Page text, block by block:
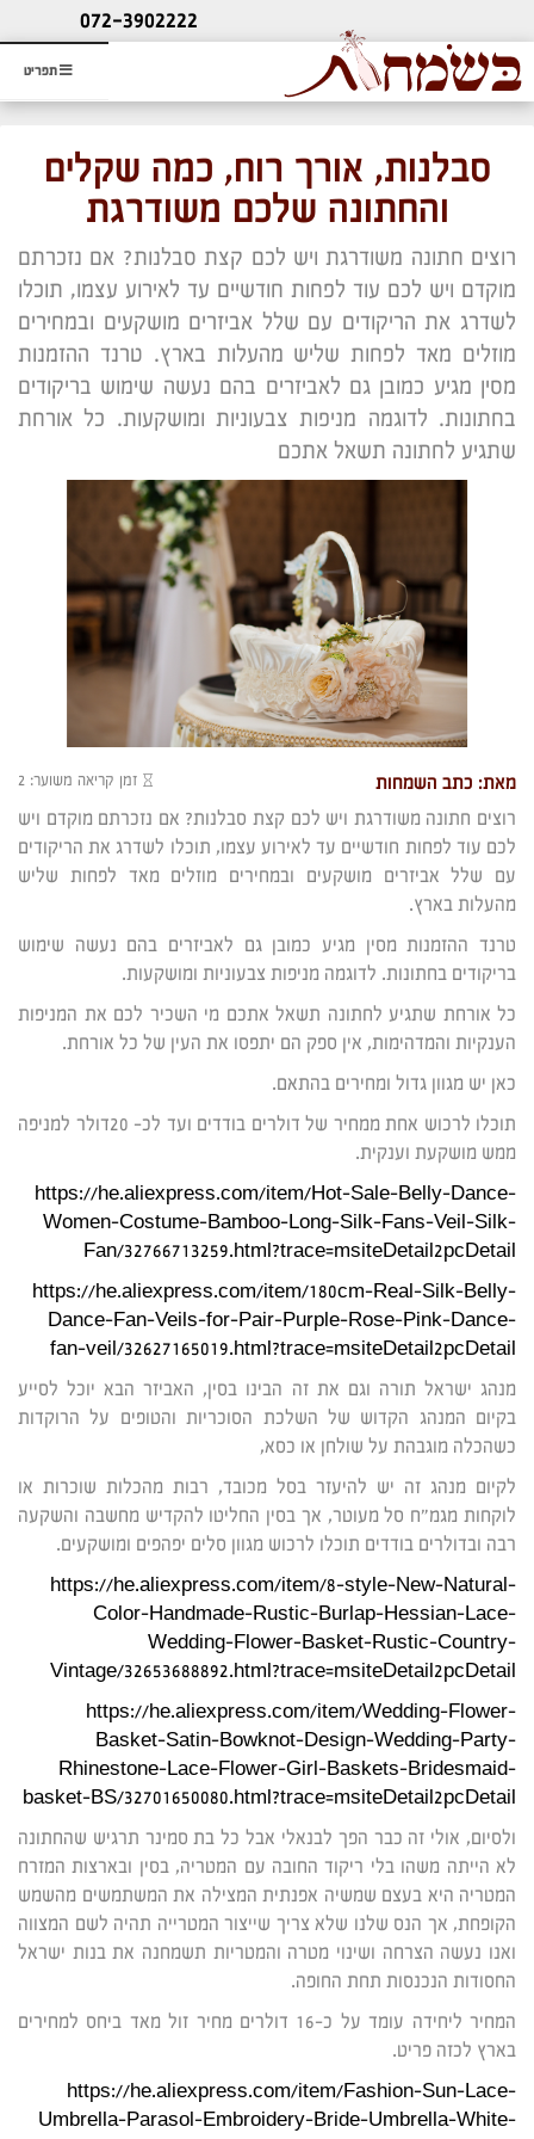
תפריט
ליעוץ חינם
והזמנת כרטיס שמחות
072-3902222
סבלנות, אורך רוח, כמה שקלים
והחתונה שלכם משודרגת
רוצים חתונה משודרגת ויש לכם קצת סבלנות? אם נזכרתם
מוקדם ויש לכם עוד לפחות חודשיים עד לאירוע עצמו, תוכלו
לשדרג את הריקודים עם שלל אביזרים מושקעים ובמחירים
מוזלים מאד לפחות שליש מהעלות בארץ. טרנד ההזמנות
מסין מגיע כמובן גם לאביזרים בהם נעשה שימוש בריקודים
בחתונות. לדוגמה מניפות צבעוניות ומושקעות. כל אורחת
שתגיע לחתונה תשאל אתכם
מאת: כתב השמחות זמן קריאה משוער: 2
רוצים חתונה משודרגת ויש לכם קצת סבלנות? אם נזכרתם מוקדם ויש
לכם עוד לפחות חודשיים עד לאירוע עצמו, תוכלו לשדרג את הריקודים
עם שלל אביזרים מושקעים ובמחירים מוזלים מאד לפחות שליש
מהעלות בארץ.
טרנד ההזמנות מסין מגיע כמובן גם לאביזרים בהם נעשה שימוש
בריקודים בחתונות. לדוגמה מניפות צבעוניות ומושקעות.
כל אורחת שתגיע לחתונה תשאל אתכם מי השכיר לכם את המניפות
הענקיות והמדהימות, אין ספק הם יתפסו את העין של כל אורחת.
כאן יש מגוון גדול ומחירים בהתאם.
תוכלו לרכוש אחת ממחיר של דולרים בודדים ועד לכ- 20דולר למניפה
ממש מושקעת וענקית.
https://he.aliexpress.com/item/Hot-Sale-Belly-Dance-
Women-Costume-Bamboo-Long-Silk-Fans-Veil-Silk-
Fan/32766713259.html?trace=msiteDetail2pcDetail
https://he.aliexpress.com/item/180cm-Real-Silk-Belly-
Dance-Fan-Veils-for-Pair-Purple-Rose-Pink-Dance-
fan-veil/32627165019.html?trace=msiteDetail2pcDetail
מנהג ישראל תורה וגם את זה הבינו בסין, האביזר הבא יוכל לסייע
בקיום המנהג הקדוש של השלכת הסוכריות והטופים על הרוקדות
כשהכלה מוגבהת על שולחן או כסא,
לקיום מנהג זה יש להיעזר בסל מכובד, רבות מהכלות שוכרות או
לוקחות מגמ"ח סל מעוטר, אך בסין החליטו להקדיש מחשבה והשקעה
רבה ובדולרים בודדים תוכלו לרכוש מגוון סלים יפהפים ומושקעים.
https://he.aliexpress.com/item/8-style-New-Natural-
Color-Handmade-Rustic-Burlap-Hessian-Lace-
Wedding-Flower-Basket-Rustic-Country-
Vintage/32653688892.html?trace=msiteDetail2pcDetail
https://he.aliexpress.com/item/Wedding-Flower-
Basket-Satin-Bowknot-Design-Wedding-Party-
Rhinestone-Lace-Flower-Girl-Baskets-Bridesmaid-
basket-BS/32701650080.html?trace=msiteDetail2pcDetail
ולסיום, אולי זה כבר הפך לבנאלי אבל כל בת סמינר תרגיש שהחתונה
לא הייתה משהו בלי ריקוד החובה עם המטריה, בסין ובארצות המזרח
המטריה היא בעצם שמשיה אפנתית המצילה את המשתמשים מהשמש
הקופחת, אך הנס שלנו שלא צריך שייצור המטרייה תהיה לשם המצווה
ואנו נעשה הצרחה ושינוי מטרה והמטריות תשמחנה את בנות ישראל
החסודות הנכנסות תחת החופה.
המחיר ליחידה עומד על כ-16 דולרים מחיר זול מאד ביחס למחירים
בארץ לכזה פריט.
https://he.aliexpress.com/item/Fashion-Sun-Lace-
Umbrella-Parasol-Embroidery-Bride-Umbrella-White-